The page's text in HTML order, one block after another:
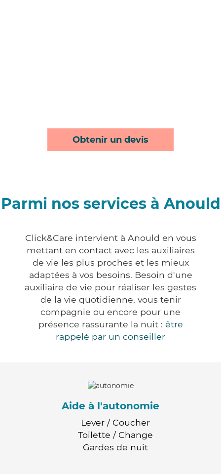
Obtenir un devis
Parmi nos services à Anould
Click&Care intervient à Anould en vous
mettant en contact avec les auxiliaires
de vie les plus proches et les mieux
adaptées à vos besoins. Besoin d'une
auxiliaire de vie pour réaliser les gestes
de la vie quotidienne, vous tenir
compagnie ou encore pour une
présence rassurante la nuit : être
rappelé par un conseiller
Aide à l'autonomie
Lever / Coucher
Toilette / Change
Gardes de nuit